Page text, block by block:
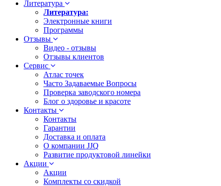
Литература
Литература:
Электронные книги
Программы
Отзывы
Видео - отзывы
Отзывы клиентов
Сервис
Атлас точек
Часто Задаваемые Вопросы
Проверка заводского номера
Блог о здоровье и красоте
Контакты
Контакты
Гарантии
Доставка и оплата
О компании JJQ
Развитие продуктовой линейки
Акции
Акции
Комплекты со скидкой